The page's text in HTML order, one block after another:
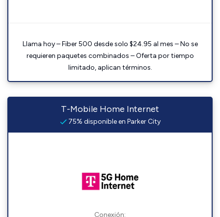
Llama hoy – Fiber 500 desde solo $24.95 al mes – No se
requieren paquetes combinados – Oferta por tiempo
limitado, aplican términos.
T-Mobile Home Internet
75% disponible en Parker City
Conexión: